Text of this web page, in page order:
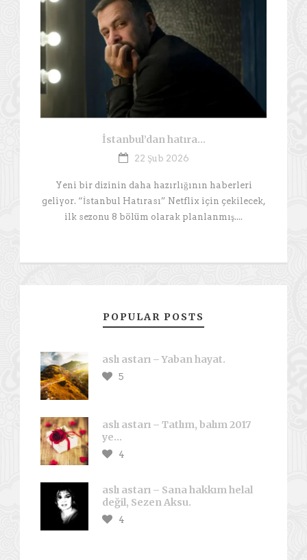
İstanbul’dan hatıra…
22 Şub 2026
Yeni bir dizinin daha hazırlığının haberleri
geliyor. “İstanbul Hatırası” Netflix için çekilecek,
ilk sezonu 8 bölüm olarak planlanmış....
POPULAR POSTS
aslı astarı – Yaban hayat.
5
aslı astarı – Tatlım, balım 2017
ye…
4
aslı astarı – Sana hakkım helal
değil, Sezen Aksu.
4